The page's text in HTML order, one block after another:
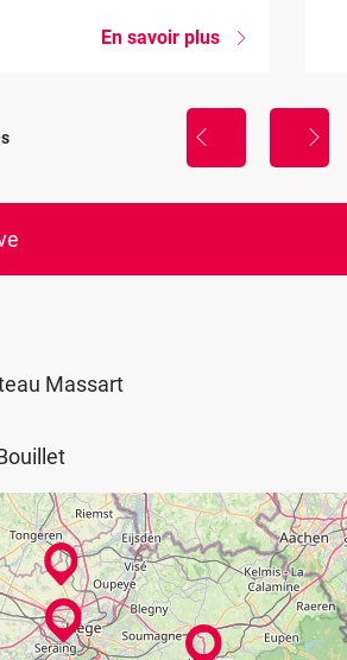
En savoir plus sur
à
anticipez
de
Massart